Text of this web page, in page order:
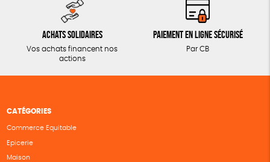
Achats solidaires
Vos achats financent nos
actions
Paiement en ligne sécurisé
Par CB
CATÉGORIES
Commerce Equitable
Epicerie
Maison